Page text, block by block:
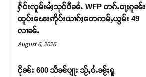
ႁႅင်းလူမ်းမႆႈသုင်ပီၼႆႉ WFP တၵ်ႉဝႃႈၵူၼ်း
ထူပ်းၽေးဢိုပ်းယၢၵ်ႈတေဢမ်ႇယွမ်း 49
လၢၼ်ႉ
August 6, 2026
ငိုၼ်း 600 သႅၼ်ပျႃး သႂ်ႇဝႆႉၼႂ်းရူ